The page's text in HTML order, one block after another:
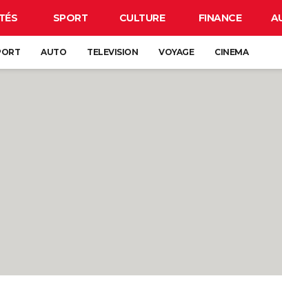
SPORT CULTURE FINANCE
AUTO TELEVISION VOYAGE CINEMA